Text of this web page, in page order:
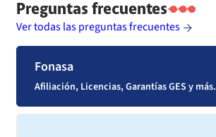
Preguntas frecuentes
Ver todas las preguntas frecuentes
Fonasa
Afiliación, Licencias, Garantías GES y más.